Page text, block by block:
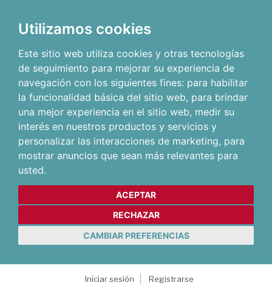
Utilizamos cookies
Este sitio web utiliza cookies y otras tecnologías
de seguimiento para mejorar su experiencia de
navegación con los siguientes fines: para habilitar
la funcionalidad básica del sitio web, para brindar
una mejor experiencia en el sitio web, medir su
interés en nuestros productos y servicios y
personalizar las interacciones de marketing, para
mostrar anuncios que sean más relevantes para
usted.
ACEPTAR
RECHAZAR
CAMBIAR PREFERENCIAS
Iniciar sesión
Registrarse